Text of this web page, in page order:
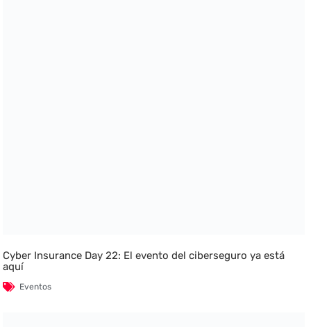
Cyber Insurance Day 22: El evento del ciberseguro ya está
aquí
Eventos